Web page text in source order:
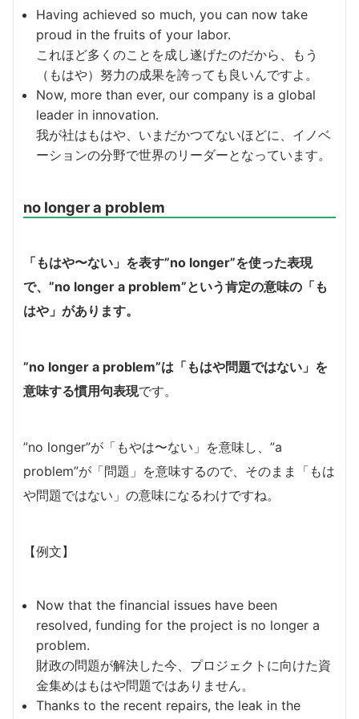
Having achieved so much, you can now take
proud in the fruits of your labor.
これほど多くのことを成し遂げたのだから、もう
（もはや）努力の成果を誇っても良いんですよ。
Now, more than ever, our company is a global
leader in innovation.
我が社はもはや、いまだかつてないほどに、イノベ
ーションの分野で世界のリーダーとなっています。
no longer a problem
「もはや〜ない」を表す”no longer”を使った表現
で、”no longer a problem”という肯定の意味の「も
はや」があります。
”no longer a problem”は「もはや問題ではない」を
意味する慣用句表現です。
”no longer”が「もやは〜ない」を意味し、”a
problem”が「問題」を意味するので、そのまま「もは
や問題ではない」の意味になるわけですね。
【例文】
Now that the financial issues have been
resolved, funding for the project is no longer a
problem.
財政の問題が解決した今、プロジェクトに向けた資
金集めはもはや問題ではありません。
Thanks to the recent repairs, the leak in the